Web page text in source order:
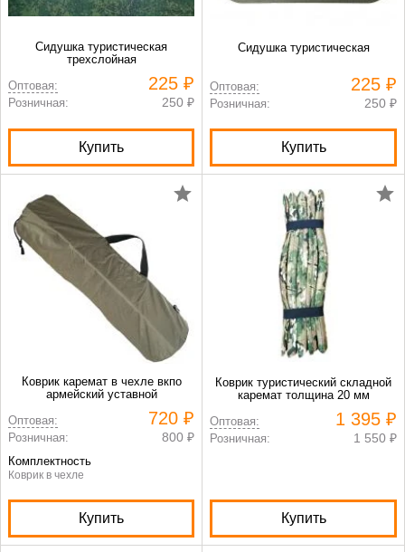
Сидушка туристическая
трехслойная
Оптовая:
225 ₽
Розничная: 250 ₽
Купить
Сидушка туристическая
Оптовая: 225 ₽
Розничная: 250 ₽
Купить
Коврик каремат в чехле вкпо
армейский уставной
Оптовая:
720 ₽
Розничная: 800 ₽
Комплектность
Коврик в чехле
Купить
Коврик туристический складной
каремат толщина 20 мм
Оптовая:
1 395 ₽
Розничная: 1 550 ₽
Купить